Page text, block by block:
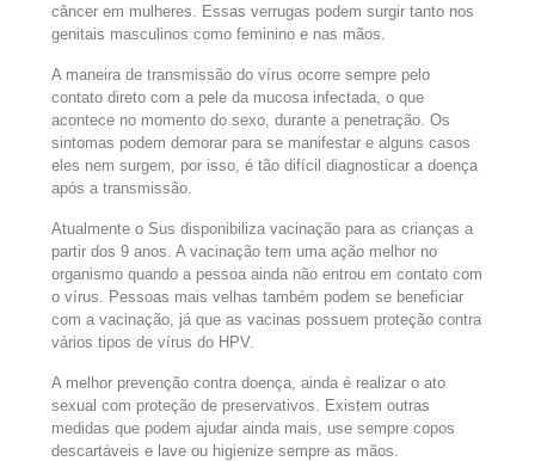
câncer em mulheres. Essas verrugas podem surgir tanto nos
genitais masculinos como feminino e nas mãos.
A maneira de transmissão do vírus ocorre sempre pelo
contato direto com a pele da mucosa infectada, o que
acontece no momento do sexo, durante a penetração. Os
sintomas podem demorar para se manifestar e alguns casos
eles nem surgem, por isso, é tão difícil diagnosticar a doença
após a transmissão.
Atualmente o Sus disponibiliza vacinação para as crianças a
partir dos 9 anos. A vacinação tem uma ação melhor no
organismo quando a pessoa ainda não entrou em contato com
o vírus. Pessoas mais velhas também podem se beneficiar
com a vacinação, já que as vacinas possuem proteção contra
vários tipos de vírus do HPV.
A melhor prevenção contra doença, ainda é realizar o ato
sexual com proteção de preservativos. Existem outras
medidas que podem ajudar ainda mais, use sempre copos
descartáveis e lave ou higienize sempre as mãos.